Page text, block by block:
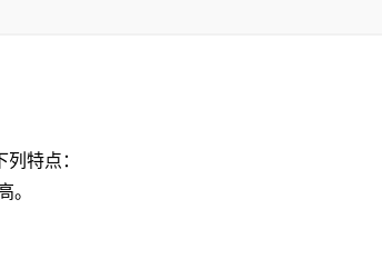
特点：
。